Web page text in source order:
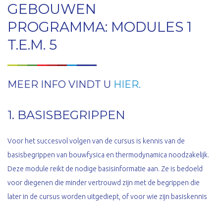
GEBOUWEN
PROGRAMMA: MODULES 1
T.E.M. 5
MEER INFO VINDT U HIER.
1. BASISBEGRIPPEN
Voor het succesvol volgen van de cursus is kennis van de
basisbegrippen van bouwfysica en thermodynamica noodzakelijk.
Deze module reikt de nodige basisinformatie aan. Ze is bedoeld
voor diegenen die minder vertrouwd zijn met de begrippen die
later in de cursus worden uitgediept, of voor wie zijn basiskennis